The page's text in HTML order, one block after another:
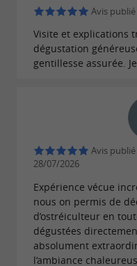
Avis
Visite et explications
dégustation
gentillesse assurée.
Avis
28/07/2026
Expérience vécue
nous on permis de
d’ostréiculteur en
dégustées
absolument
l’ambiance